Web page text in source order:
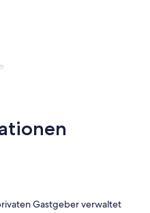
Gastgeber verwaltet